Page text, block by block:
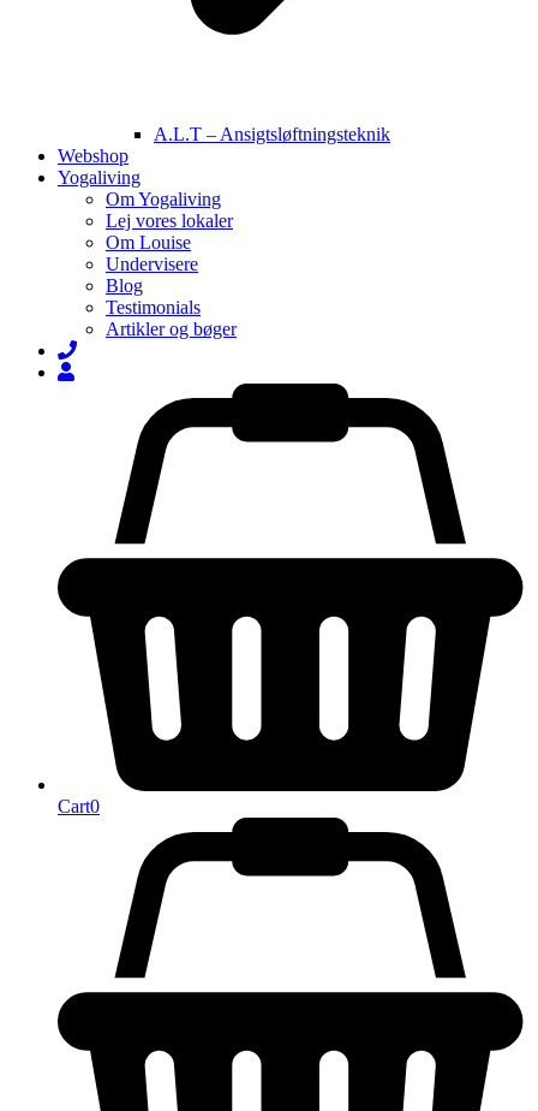
A.L.T – Ansigtsløftningsteknik
Webshop
Yogaliving
Om Yogaliving
Lej vores lokaler
Om Louise
Undervisere
Blog
Testimonials
Artikler og bøger
Cart0